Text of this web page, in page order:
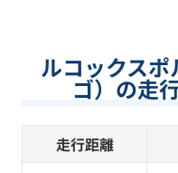
ルコックス
ゴ）の走
走行距離